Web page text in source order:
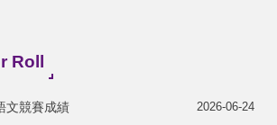
Roll
文競賽成績 2026-06-24